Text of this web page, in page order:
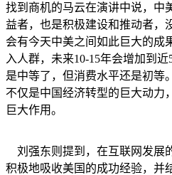
找到商机的马云在演讲中说，中
益者，也是积极建设和推动者，
会有今天中美之间如此巨大的成
入人群，未来10-15年会增加到
是中等了，但消费水平还是初等
不仅是中国经济转型的巨大动力
巨大作用。
刘强东则提到，在互联网发展
积极地吸收美国的成功经验，并